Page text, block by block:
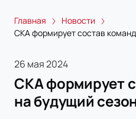
Главная
Новости
СКА формирует состав
26 мая 2024
СКА формирует
на будущий